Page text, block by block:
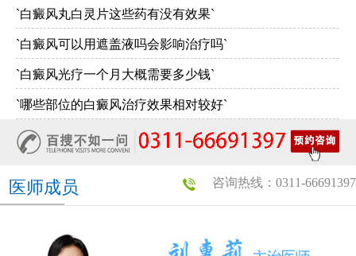
`白癜风丸白灵片这些药有没有效果`
`白癜风可以用遮盖液吗会影响治疗吗`
`白癜风光疗一个月大概需要多少钱`
`哪些部位的白癜风治疗效果相对较好`
咨询热线：0311-66691397
医师成员